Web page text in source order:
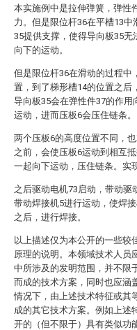
本实施例中是拉伸弹簧，弹性
力。但是限位杆36在平槽13
35提供支撑，使得导向板35
向下的运动。
但是限位杆36在滑动的过程中
置，到了梯形槽14的位置之后
导向板35会在弹性件37的作
运动，进而压板6会压住链条。
两个压板6的高度位置不同，
之前，会使压板6运动到相互
一起向下运动，压住链条。实
之后驱动电机73启动，带动驱
带动焊接机5进行运动，使焊
之后，进行焊接。
以上描述仅为本公开的一些较
原理的说明。本领域技术人员
中所涉及的发明范围，并不限
而成的技术方案，同时也应涵
情况下，由上述技术特征或其
成的其它技术方案。例如上述
开的（但不限于）具有类似功